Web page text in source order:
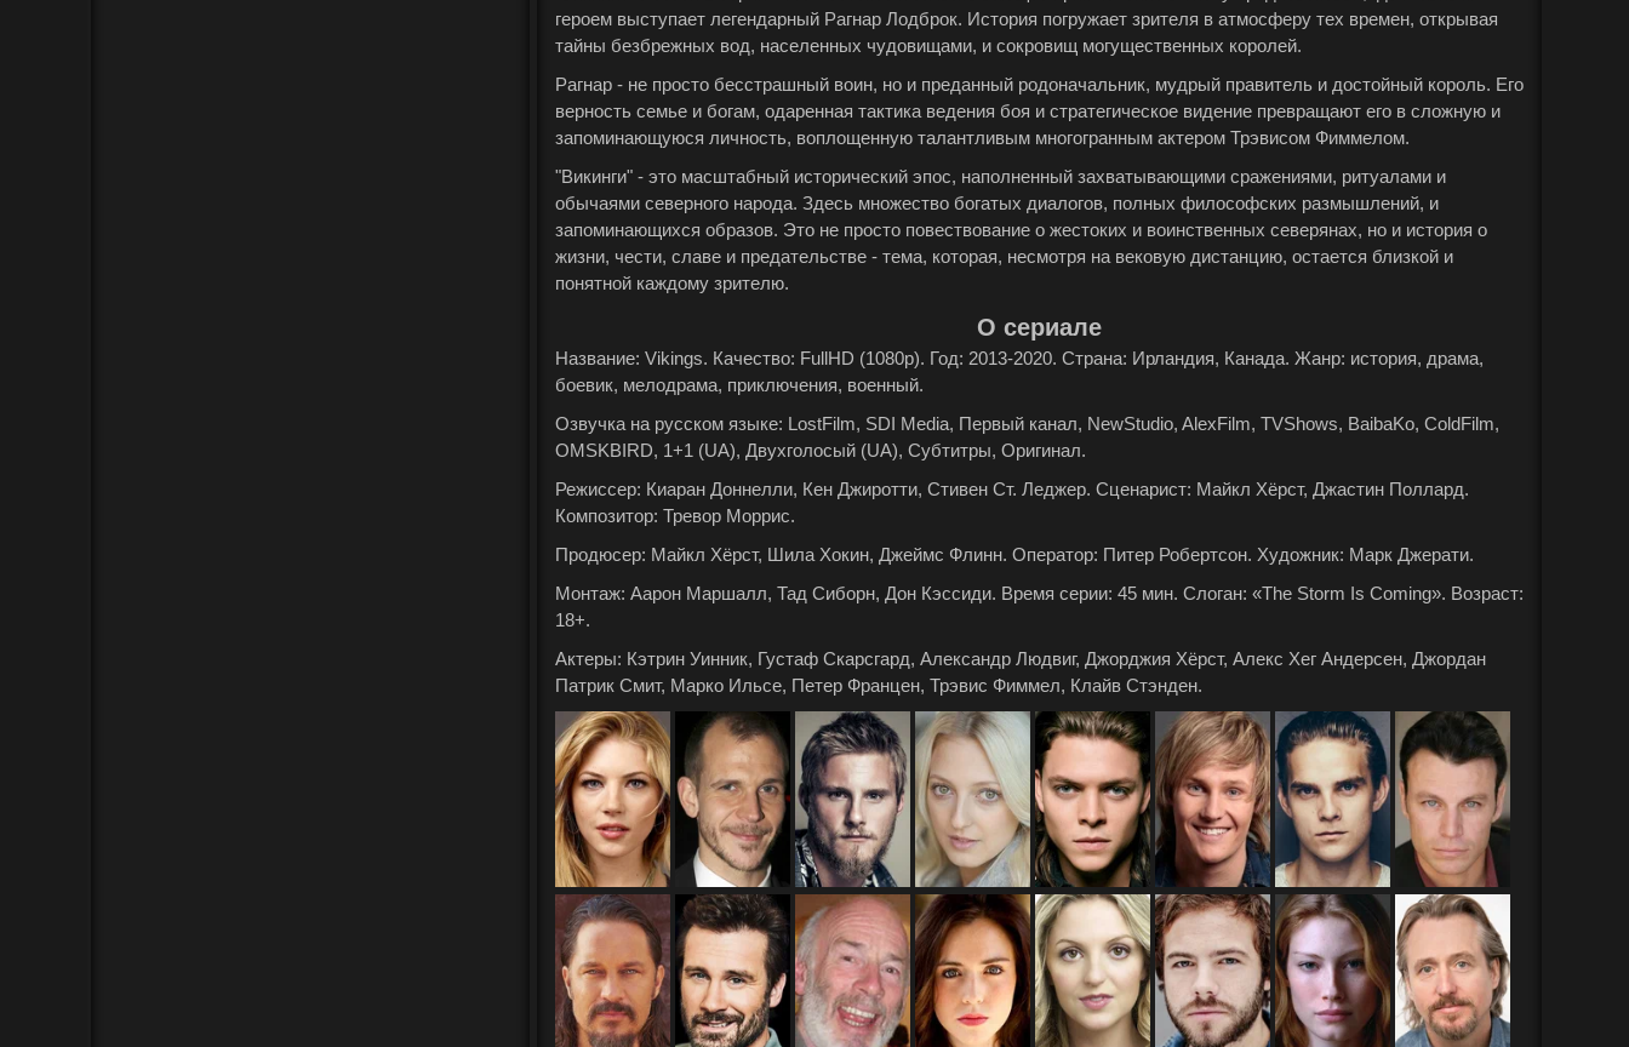
героем выступает легендарный Рагнар Лодброк. История погружает зрителя в атмосферу тех времен, открывая
тайны безбрежных вод, населенных чудовищами, и сокровищ могущественных королей.
Рагнар - не просто бесстрашный воин, но и преданный родоначальник, мудрый правитель и достойный король. Его
верность семье и богам, одаренная тактика ведения боя и стратегическое видение превращают его в сложную и
запоминающуюся личность, воплощенную талантливым многогранным актером Трэвисом Фиммелом.
"Викинги" - это масштабный исторический эпос, наполненный захватывающими сражениями, ритуалами и
обычаями северного народа. Здесь множество богатых диалогов, полных философских размышлений, и
запоминающихся образов. Это не просто повествование о жестоких и воинственных северянах, но и история о
жизни, чести, славе и предательстве - тема, которая, несмотря на вековую дистанцию, остается близкой и
понятной каждому зрителю.
О сериале
Название: Vikings. Качество: FullHD (1080p). Год: 2013-2020. Страна: Ирландия, Канада. Жанр: история, драма,
боевик, мелодрама, приключения, военный.
Озвучка на русском языке: LostFilm, SDI Media, Первый канал, NewStudio, AlexFilm, TVShows, BaibaKo, ColdFilm,
OMSKBIRD, 1+1 (UA), Двухголосый (UA), Субтитры, Оригинал.
Режиссер: Киаран Доннелли, Кен Джиротти, Стивен Ст. Леджер. Сценарист: Майкл Хёрст, Джастин Поллард.
Композитор: Тревор Моррис.
Продюсер: Майкл Хёрст, Шила Хокин, Джеймс Флинн. Оператор: Питер Робертсон. Художник: Марк Джерати.
Монтаж: Аарон Маршалл, Тад Сиборн, Дон Кэссиди. Время серии: 45 мин. Слоган: «The Storm Is Coming». Возраст:
18+.
Актеры: Кэтрин Уинник, Густаф Скарсгард, Александр Людвиг, Джорджия Хёрст, Алекс Хег Андерсен, Джордан
Патрик Смит, Марко Ильсе, Петер Францен, Трэвис Фиммел, Клайв Стэнден.